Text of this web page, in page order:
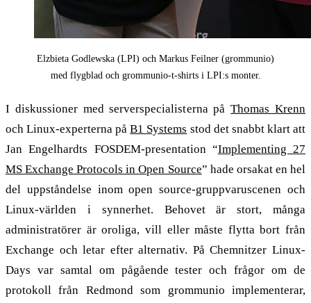
Elzbieta Godlewska (LPI) och Markus Feilner (grommunio)
med flygblad och grommunio-t-shirts i LPI:s monter.
I diskussioner med serverspecialisterna påThomas Krenn
och Linux-experterna påB1 Systems stod det snabbt klart att
Jan Engelhardts FOSDEM-presentation “Implementing 27
MS Exchange Protocols in Open Source” hade orsakat en hel
del uppståndelse inom open source-gruppvaruscenen och
Linux-världen i synnerhet. Behovet är stort, många
administratörer är oroliga, vill eller måste flytta bort från
Exchange och letar efter alternativ. På Chemnitzer Linux-
Days var samtal om pågående tester och frågor om de
protokoll från Redmond som grommunio implementerar,